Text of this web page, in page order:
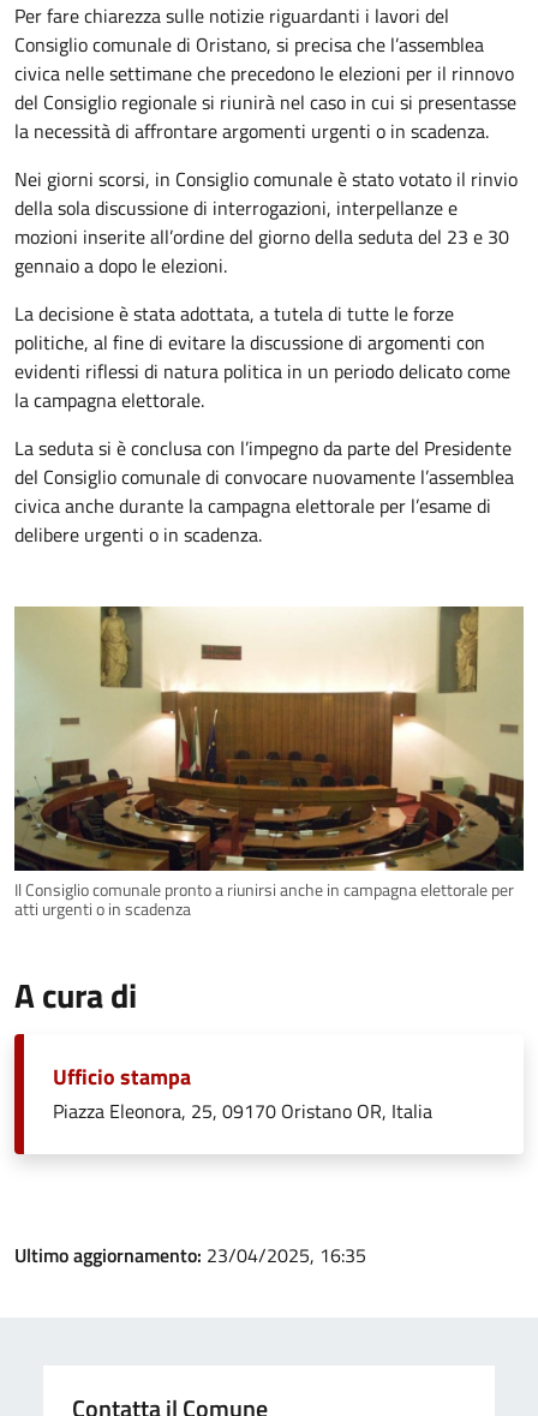
Per fare chiarezza sulle notizie riguardanti i lavori del
Consiglio comunale di Oristano, si precisa che l’assemblea
civica nelle settimane che precedono le elezioni per il rinnovo
del Consiglio regionale si riunirà nel caso in cui si presentasse
la necessità di affrontare argomenti urgenti o in scadenza.
Nei giorni scorsi, in Consiglio comunale è stato votato il rinvio
della sola discussione di interrogazioni, interpellanze e
mozioni inserite all’ordine del giorno della seduta del 23 e 30
gennaio a dopo le elezioni.
La decisione è stata adottata, a tutela di tutte le forze
politiche, al fine di evitare la discussione di argomenti con
evidenti riflessi di natura politica in un periodo delicato come
la campagna elettorale.
La seduta si è conclusa con l’impegno da parte del Presidente
del Consiglio comunale di convocare nuovamente l’assemblea
civica anche durante la campagna elettorale per l’esame di
delibere urgenti o in scadenza.
Il Consiglio comunale pronto a riunirsi anche in campagna elettorale per
atti urgenti o in scadenza
A cura di
Ufficio stampa
Piazza Eleonora, 25, 09170 Oristano OR, Italia
Ultimo aggiornamento: 23/04/2025, 16:35